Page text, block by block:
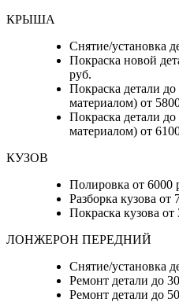
КРЫША
Снятие/установка
Покраска новой
руб.
Покраска детали
материалом) от
Покраска детали
материалом) от
КУЗОВ
Полировка от 6000
Разборка кузова от
Покраска кузова от
ЛОНЖЕРОН ПЕРЕДНИЙ
Снятие/установка
Ремонт детали до
Ремонт детали до